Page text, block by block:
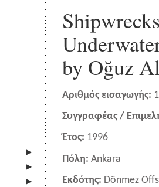
by Oğuz
Αριθμός εισαγωγής:
Συγγραφέας /
Έτος: 1996
Πόλη: Ankara
Εκδότης: Dönmez